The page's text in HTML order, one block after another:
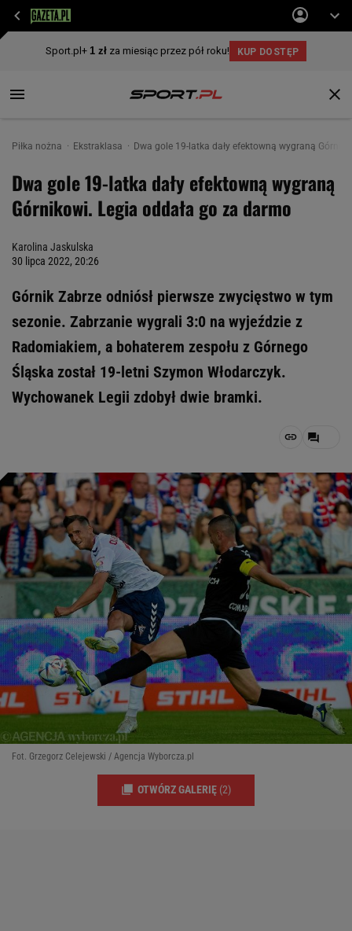
Piłka nożna Ekstraklasa Dwa gole 19-latka dały efektowną wygraną
Dwa gole 19-latka dały efektowną wygraną
Górnikowi. Legia oddała go za darmo
Karolina Jaskulska
30 lipca 2022, 20:26
Górnik Zabrze odniósł pierwsze zwycięstwo w tym
sezonie. Zabrzanie wygrali 3:0 na wyjeździe z
Radomiakiem, a bohaterem zespołu z Górnego
Śląska został 19-letni Szymon Włodarczyk.
Wychowanek Legii zdobył dwie bramki.
Fot. Grzegorz Celejewski / Agencja Wyborcza.pl
OTWÓRZ GALERIĘ (2)